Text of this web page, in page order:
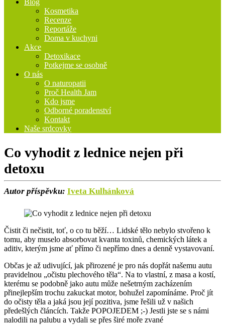
Blog
Kosmetika
Recenze
Reportáže
Doma v kuchyni
Akce
Detoxikace
Potkejme se osobně
O nás
O naturopatii
Proč Health Jam
Kdo jsme
Odborné poradenství
Kontakt
Naše srdcovky
Co vyhodit z lednice nejen při
detoxu
Autor příspěvku: Iveta Kulhánková
Čistit či nečistit, toť, o co tu běží… Lidské tělo nebylo stvořeno k
tomu, aby muselo absorbovat kvanta toxinů, chemických látek a
aditiv, kterým jsme ať přímo či nepřímo dnes a denně vystavovaní.
Občas je až udivující, jak přirozené je pro nás dopřát našemu autu
pravidelnou „očistu plechového těla“. Na to vlastní, z masa a kostí,
kterému se podobně jako autu může nešetrným zacházením
přinejlepším trochu zakuckat motor, bohužel zapomínáme. Proč jít
do očisty těla a jaká jsou její pozitiva, jsme řešili už v našich
předešlých článcích. Takže POPOJEDEM ;-) Jestli jste se s námi
nalodili na palubu a vydali se přes širé moře zvané